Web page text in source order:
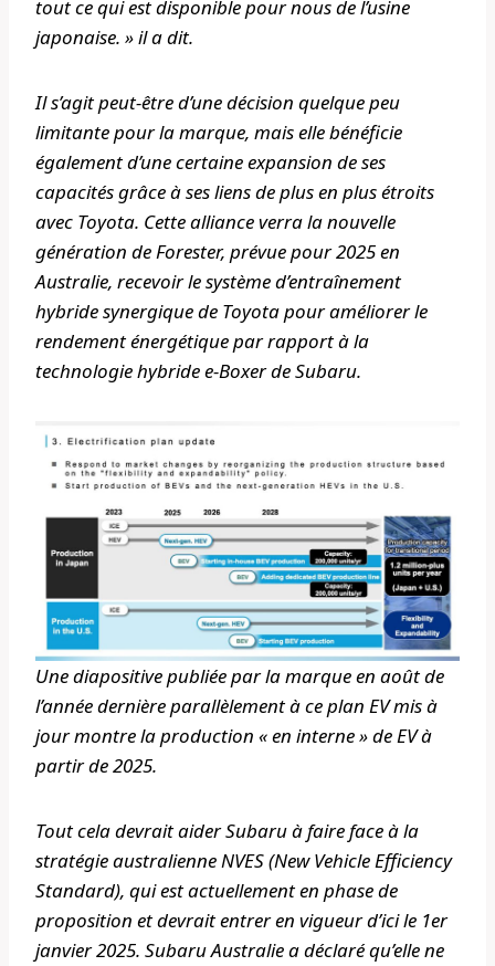
tout ce qui est disponible pour nous de l’usine
japonaise. » il a dit.
Il s’agit peut-être d’une décision quelque peu
limitante pour la marque, mais elle bénéficie
également d’une certaine expansion de ses
capacités grâce à ses liens de plus en plus étroits
avec Toyota. Cette alliance verra la nouvelle
génération de Forester, prévue pour 2025 en
Australie, recevoir le système d’entraînement
hybride synergique de Toyota pour améliorer le
rendement énergétique par rapport à la
technologie hybride e-Boxer de Subaru.
Une diapositive publiée par la marque en août de
l’année dernière parallèlement à ce plan EV mis à
jour montre la production « en interne » de EV à
partir de 2025.
Tout cela devrait aider Subaru à faire face à la
stratégie australienne NVES (New Vehicle Efficiency
Standard), qui est actuellement en phase de
proposition et devrait entrer en vigueur d’ici le 1er
janvier 2025. Subaru Australie a déclaré qu’elle ne